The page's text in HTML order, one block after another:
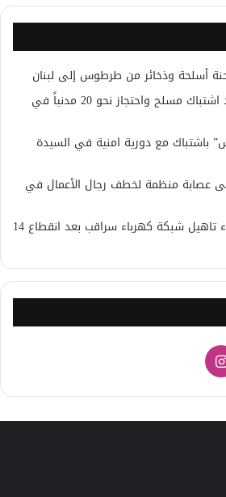
أسلحة وذخائر من طرطوس إلى لبنان
القبض على مطلوب بعد اشتباك مسلح واحتجاز نحو 20 مدنياً في
باشتباك مع دورية امنية في السيدة
عصابة منظمة لخطف رجال الأعمال في
وزير الطاقة السوري: بدء تاهيل شبكة كهرباء سراقب بعد انقطاع 14
انستقرام